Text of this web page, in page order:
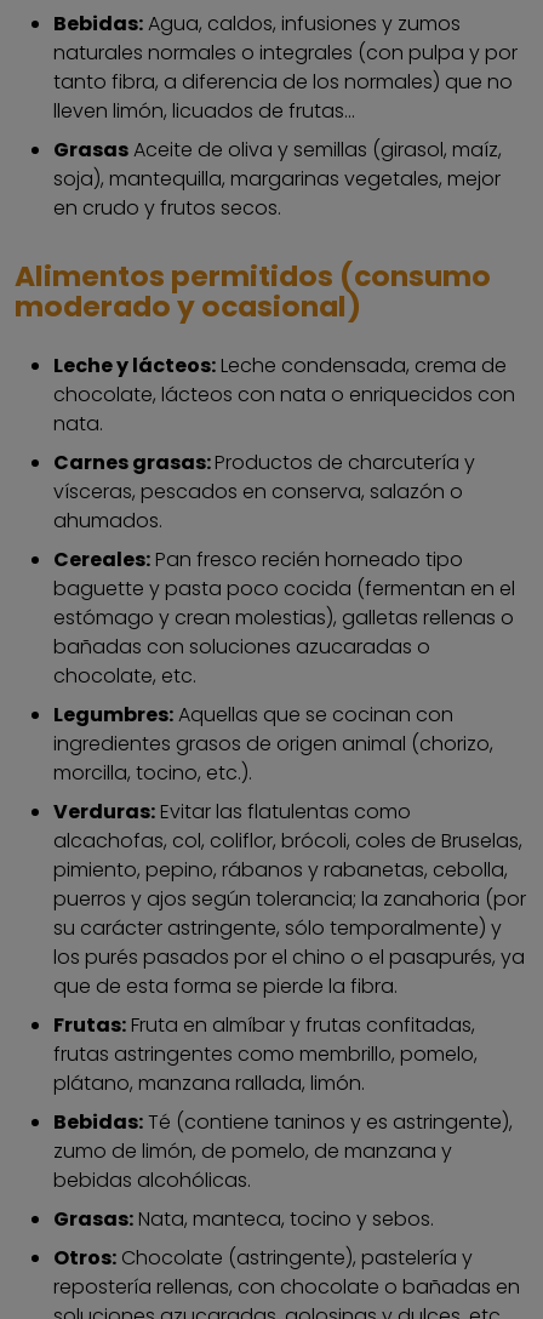
Bebidas:Agua, caldos, infusiones y zumos
naturales normales o integrales (con pulpa y por
tanto fibra, a diferencia de los normales) que no
lleven limón, licuados de frutas...
GrasasAceite de oliva y semillas (girasol, maíz,
soja), mantequilla, margarinas vegetales, mejor
en crudo y frutos secos.
Alimentos permitidos (consumo
moderado y ocasional)
Leche y lácteos: Leche condensada, crema de
chocolate, lácteos con nata o enriquecidos con
nata.
Carnes grasas:Productos de charcutería y
vísceras, pescados en conserva, salazón o
ahumados.
Cereales: Pan fresco recién horneado tipo
baguette y pasta poco cocida (fermentan en el
estómago y crean molestias), galletas rellenas o
bañadas con soluciones azucaradas o
chocolate, etc.
Legumbres:Aquellas que se cocinan con
ingredientes grasos de origen animal (chorizo,
morcilla, tocino, etc.).
Verduras: Evitar las flatulentas como
alcachofas, col, coliflor, brócoli, coles de Bruselas,
pimiento, pepino, rábanos y rabanetas, cebolla,
puerros y ajos según tolerancia; la zanahoria (por
su carácter astringente, sólo temporalmente) y
los purés pasados por el chino o el pasapurés, ya
que de esta forma se pierde la fibra.
Frutas: Fruta en almíbar y frutas confitadas,
frutas astringentes como membrillo, pomelo,
plátano, manzana rallada, limón.
Bebidas:Té (contiene taninos y es astringente),
zumo de limón, de pomelo, de manzana y
bebidas alcohólicas.
Grasas: Nata, manteca, tocino y sebos.
Otros: Chocolate (astringente), pastelería y
repostería rellenas, con chocolate o bañadas en